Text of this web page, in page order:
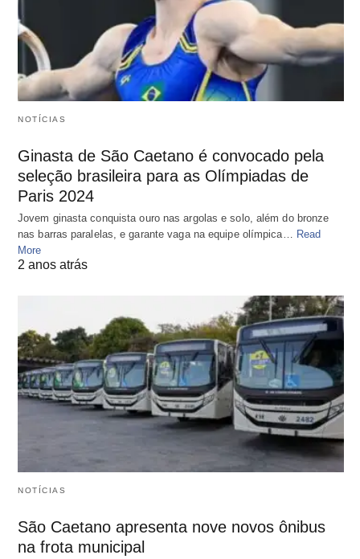
NOTÍCIAS
Ginasta de São Caetano é convocado pela
seleção brasileira para as Olímpiadas de
Paris 2024
Jovem ginasta conquista ouro nas argolas e solo, além do bronze
nas barras paralelas, e garante vaga na equipe olímpica… Read
More
2 anos atrás
NOTÍCIAS
São Caetano apresenta nove novos ônibus
na frota municipal